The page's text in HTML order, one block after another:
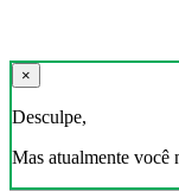
×
Desculpe,
Mas atualmente você